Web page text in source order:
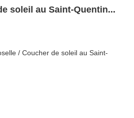
soleil au Saint-Quentin...